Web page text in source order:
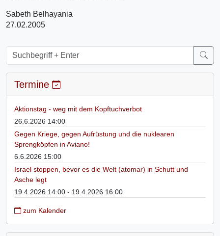
Sabeth Belhayania
27.02.2005
Termine
Aktionstag - weg mit dem Kopftuchverbot
26.6.2026 14:00
Gegen Kriege, gegen Aufrüstung und die nuklearen
Sprengköpfen in Aviano!
6.6.2026 15:00
Israel stoppen, bevor es die Welt (atomar) in Schutt und
Asche legt
19.4.2026 14:00 - 19.4.2026 16:00
zum Kalender